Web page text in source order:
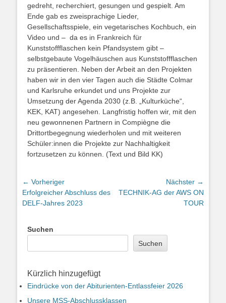
gedreht, recherchiert, gesungen und gespielt. Am
Ende gab es zweisprachige Lieder,
Gesellschaftsspiele, ein vegetarisches Kochbuch, ein
Video und – da es in Frankreich für
Kunststoffflaschen kein Pfandsystem gibt –
selbstgebaute Vogelhäuschen aus Kunststoffflaschen
zu präsentieren. Neben der Arbeit an den Projekten
haben wir in den vier Tagen auch die Städte Colmar
und Karlsruhe erkundet und uns Projekte zur
Umsetzung der Agenda 2030 (z.B. „Kulturküche“,
KEK, KAT) angesehen. Langfristig hoffen wir, mit den
neu gewonnenen Partnern in Compiègne die
Drittortbegegnung wiederholen und mit weiteren
Schüler:innen die Projekte zur Nachhaltigkeit
fortzusetzen zu können. (Text und Bild KK)
Beitragsnavigation
← Vorheriger
Vorheriger
Beitrag:
Erfolgreicher Abschluss des
DELF-Jahres 2023
Nächster →
Nächster
TECHNIK-AG der AWS ON
TOUR
Suchen
Suchen
Kürzlich hinzugefügt
Eindrücke von der Abiturienten-Entlassfeier 2026
Unsere MSS-Abschlussklassen